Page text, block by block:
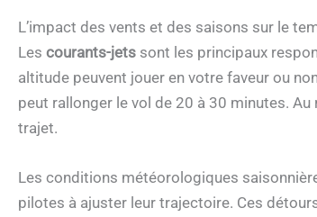
L’impact des vents et des saisons sur le
Les courants-jets sont les principaux
altitude peuvent jouer en votre faveur ou
peut rallonger le vol de 20 à 30 minutes.
trajet.
Les conditions météorologiques
pilotes à ajuster leur trajectoire. Ces